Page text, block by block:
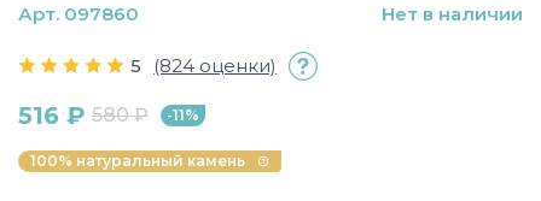
5 (824 оценки)
516 ₽ 580 ₽ -11%
100% натуральный камень
Арт. 097860 Нет в наличии